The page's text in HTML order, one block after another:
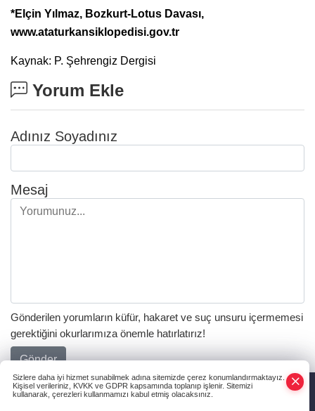
*Elçin Yılmaz, Bozkurt-Lotus Davası,
www.ataturkansiklopedisi.gov.tr
Kaynak: P. Şehrengiz Dergisi
Yorum Ekle
Adınız Soyadınız
Mesaj
Gönderilen yorumların küfür, hakaret ve suç unsuru içermemesi
gerektiğini okurlarımıza önemle hatırlatırız!
Gönder
Yorumlar (
Sizlere daha iyi hizmet sunabilmek adına sitemizde çerez konumlandırmaktayız.
Kişisel verileriniz, KVKK ve GDPR kapsamında toplanıp işlenir. Sitemizi
kullanarak, çerezleri kullanmamızı kabul etmiş olacaksınız.